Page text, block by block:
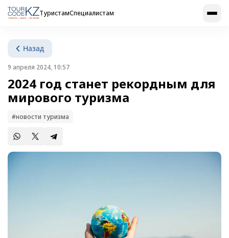
ТуристамСпециалистам
Назад
9 апреля 2024, 10:57
2024 год станет рекордным для
мирового туризма
#новости туризма